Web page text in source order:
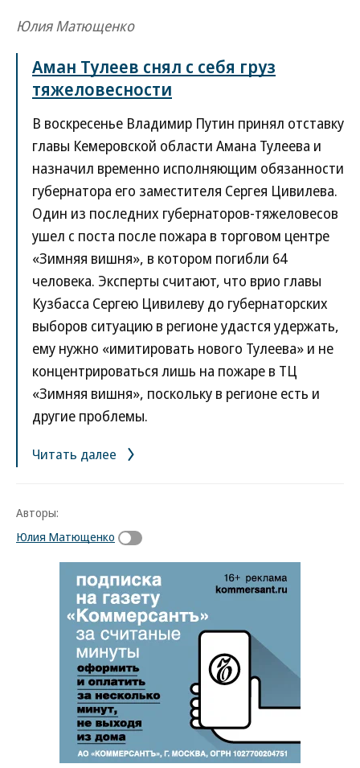
Юлия Матющенко
Аман Тулеев снял с себя груз
тяжеловесности
В воскресенье Владимир Путин принял отставку
главы Кемеровской области Амана Тулеева и
назначил временно исполняющим обязанности
губернатора его заместителя Сергея Цивилева.
Один из последних губернаторов-тяжеловесов
ушел с поста после пожара в торговом центре
«Зимняя вишня», в котором погибли 64
человека. Эксперты считают, что врио главы
Кузбасса Сергею Цивилеву до губернаторских
выборов ситуацию в регионе удастся удержать,
ему нужно «имитировать нового Тулеева» и не
концентрироваться лишь на пожаре в ТЦ
«Зимняя вишня», поскольку в регионе есть и
другие проблемы.
Читать далее
Авторы:
Юлия Матющенко